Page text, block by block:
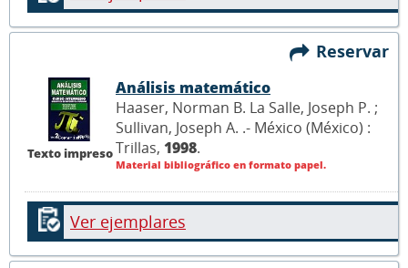
Reservar
Texto impreso
Análisis matemático
Haaser, Norman B. La Salle, Joseph P. ;
Sullivan, Joseph A. .- México (México) :
Trillas, 1998.
Material bibliográfico en formato papel.
Ver ejemplares